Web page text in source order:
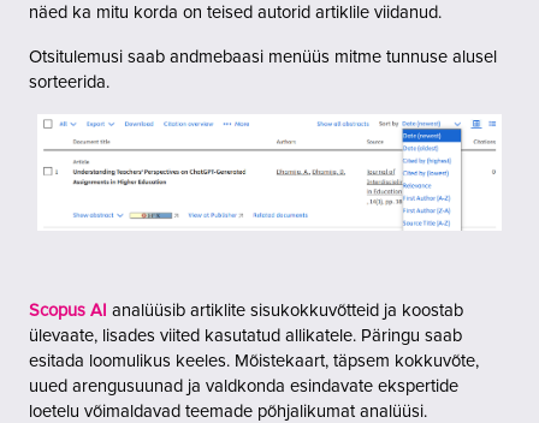
näed ka mitu korda on teised autorid artiklile viidanud.
Otsitulemusi saab andmebaasi menüüs mitme tunnuse alusel
sorteerida.
Scopus AI analüüsib artiklite sisukokkuvõtteid ja koostab
ülevaate, lisades viited kasutatud allikatele. Päringu saab
esitada loomulikus keeles. Mõistekaart, täpsem kokkuvõte,
uued arengusuunad ja valdkonda esindavate ekspertide
loetelu võimaldavad teemade põhjalikumat analüüsi.